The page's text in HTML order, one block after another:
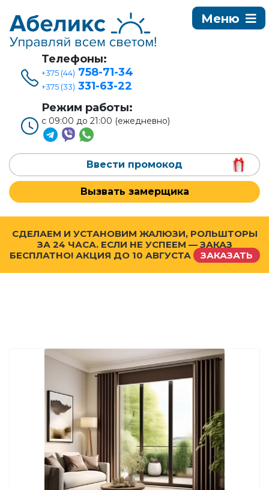
Телефоны:
+375 (44) 758-71-34
+375 (33) 331-63-22
Режим работы:
с 09:00 до 21:00 (ежедневно)
Ввести промокод
Вызвать замерщика
СДЕЛАЕМ И УСТАНОВИМ ЖАЛЮЗИ, РОЛЬШТОРЫ
ЗА 24 ЧАСА. ЕСЛИ НЕ УСПЕЕМ — ЗАКАЗ
БЕСПЛАТНО! АКЦИЯ ДО 10 АВГУСТА ЗАКАЗАТЬ